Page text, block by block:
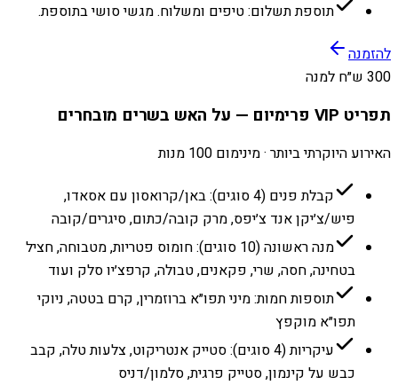
תוספת תשלום: טיפים ומשלוח. מגשי סושי בתוספת.
להזמנה
300 ש״ח למנה
תפריט VIP פרימיום — על האש בשרים מובחרים
האירוע היוקרתי ביותר · מינימום 100 מנות
קבלת פנים (4 סוגים): באן/קרואסון עם אסאדו,
פיש/צ׳יקן אנד צ׳יפס, מרק קובה/כתום, סיגרים/קובה
מנה ראשונה (10 סוגים): חומוס פטריות, מטבוחה, חציל
בטחינה, חסה, שרי, פקאנים, טבולה, קרפצ׳יו סלק ועוד
תוספות חמות: מיני תפו״א ברוזמרין, קרם בטטה, ניוקי
תפו״א מוקפץ
עיקריות (4 סוגים): סטייק אנטריקוט, צלעות טלה, קבב
כבש על קינמון, סטייק פרגית, סלמון/דניס